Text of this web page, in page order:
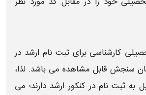
کارشناسی برای ثبت نام ارشد در
سنجش قابل مشاهده می باشد. لذا،
به ثبت نام در کنکور ارشد دارند؛ می